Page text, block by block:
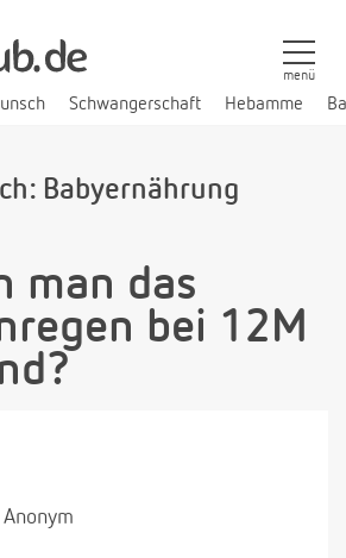
Schwangerschaft Hebamme
menü
Babyernährung
man das
bei 12M
Anonym